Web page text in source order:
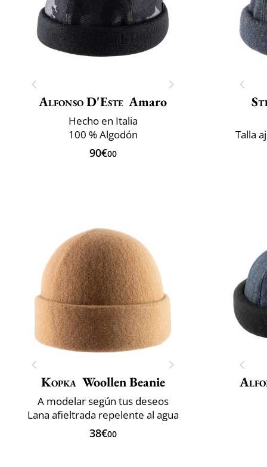
Alfonso D'Este Amaro
Hecho en Italia
100 % Algodón
90€00
Talla
Kopka Woollen Beanie
A modelar según tus deseos
Lana afieltrada repelente al agua
38€00